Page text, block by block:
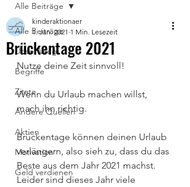
Alle Beiträge
Unser Weg
Begriffe
Zitate
Andere Quellen
Aktien
Motivation
Geld verdienen
Alle Beiträge
Brückentage 2021
kinderaktionaer
1. Jan. 2021 1 Min. Lesezeit
Nutze deine Zeit sinnvoll! ⁣⁣
Wenn du Urlaub machen willst,
mach ihn richtig. ⁣⁣
Brückentage können deinen Urlaub
verlängern, also sieh zu, dass du das
Beste aus dem Jahr 2021 machst.
Leider sind dieses Jahr viele